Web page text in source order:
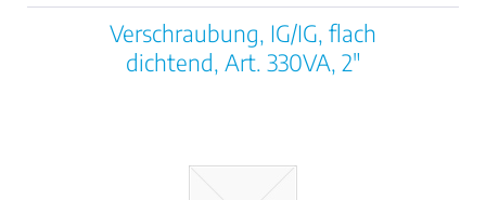
Verschraubung, IG/IG, flach
dichtend, Art. 330VA, 2"